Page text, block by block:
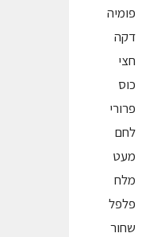
פומיה
דקה
חצי
כוס
פרורי
לחם
מעט
מלח
פלפל
שחור